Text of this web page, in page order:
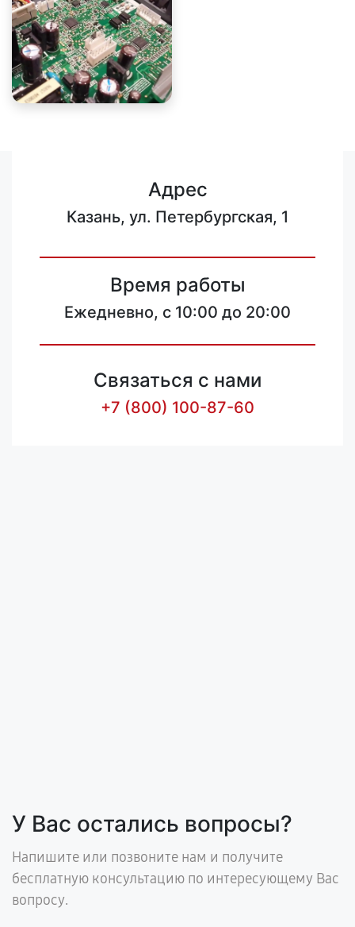
Адрес
Казань, ул. Петербургская, 1
Время работы
Ежедневно, с 10:00 до 20:00
Связаться с нами
+7 (800) 100-87-60
У Вас остались вопросы?
Напишите или позвоните нам и получите
бесплатную консультацию по интересующему Вас
вопросу.